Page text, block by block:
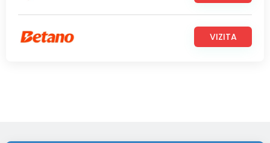
VIZITA